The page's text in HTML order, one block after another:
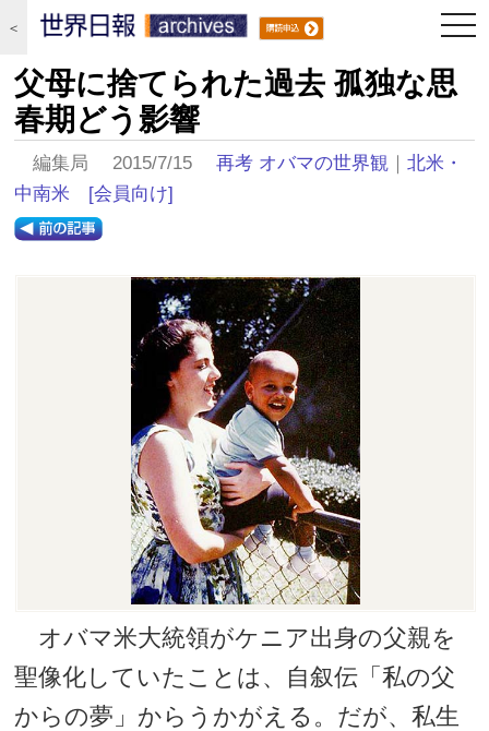
＜
父母に捨てられた過去 孤独な思
春期どう影響
編集局 2015/7/15再考 オバマの世界観 ｜北米・
中南米
[会員向け]
オバマ米大統領がケニア出身の父親を
聖像化していたことは、自叙伝「私の父
からの夢」からうかがえる。だが、私生